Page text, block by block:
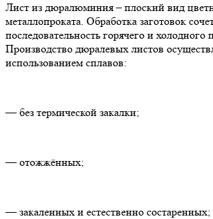
Лист из дюралюминия – плоский вид
металлопроката. Обработка заготовок
последовательность горячего и холодного
Производство дюралевых листов
использованием сплавов:
— без термической закалки;
— отожжённых;
— закаленных и естественно состаренных;